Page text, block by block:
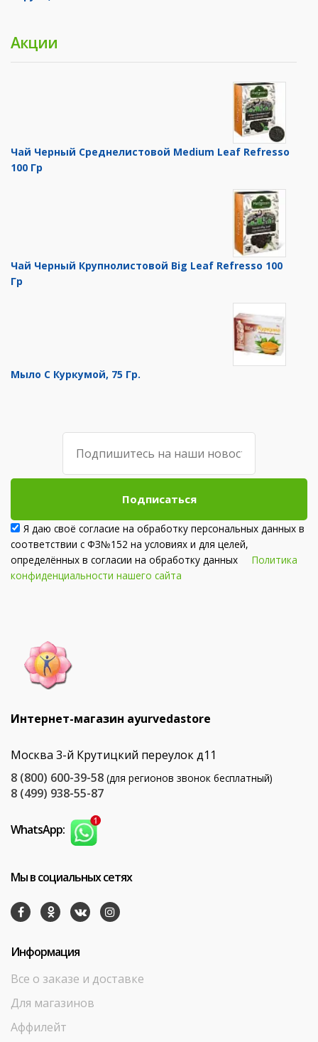
Акции
Чай Черный Среднелистовой Medium Leaf Refresso
100 Гр
Чай Черный Крупнолистовой Big Leaf Refresso 100
Гр
Мыло С Куркумой, 75 Гр.
Подписаться
Я даю своё согласие на обработку персональных данных в
соответствии с ФЗ№152 на условиях и для целей,
определённых в согласии на обработку данных Политика
конфиденциальности нашего сайта
Интернет-магазин ayurvedastore
Москва 3-й Крутицкий переулок д11
8 (800) 600-39-58 (для регионов звонок бесплатный)
8 (499) 938-55-87
WhatsApp:
Мы в социальных сетях
Информация
Все о заказе и доставке
Для магазинов
Аффилейт